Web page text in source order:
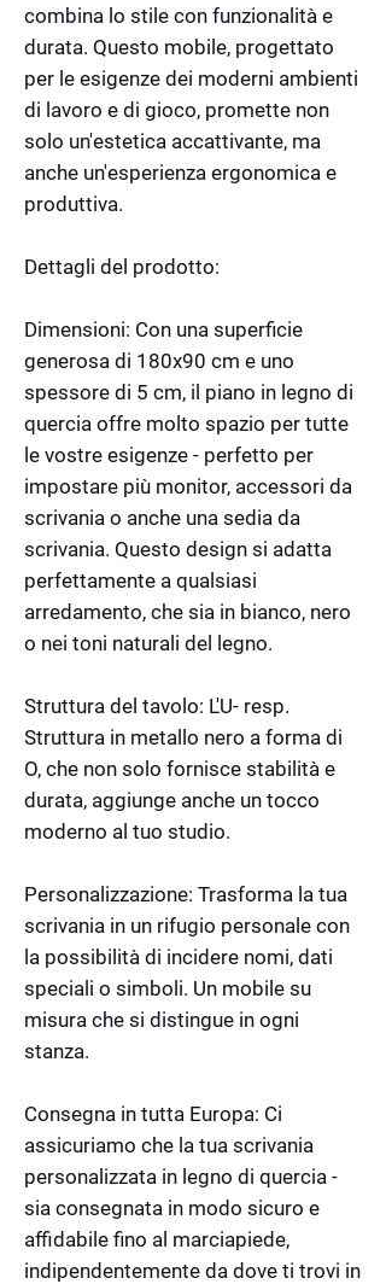
combina lo stile con funzionalità e
durata. Questo mobile, progettato
per le esigenze dei moderni ambienti
di lavoro e di gioco, promette non
solo un'estetica accattivante, ma
anche un'esperienza ergonomica e
produttiva.
Dettagli del prodotto:
Dimensioni: Con una superficie
generosa di 180x90 cm e uno
spessore di 5 cm, il piano in legno di
quercia offre molto spazio per tutte
le vostre esigenze - perfetto per
impostare più monitor, accessori da
scrivania o anche una sedia da
scrivania. Questo design si adatta
perfettamente a qualsiasi
arredamento, che sia in bianco, nero
o nei toni naturali del legno.
Struttura del tavolo: L'U- resp.
Struttura in metallo nero a forma di
O, che non solo fornisce stabilità e
durata, aggiunge anche un tocco
moderno al tuo studio.
Personalizzazione: Trasforma la tua
scrivania in un rifugio personale con
la possibilità di incidere nomi, dati
speciali o simboli. Un mobile su
misura che si distingue in ogni
stanza.
Consegna in tutta Europa: Ci
assicuriamo che la tua scrivania
personalizzata in legno di quercia -
sia consegnata in modo sicuro e
affidabile fino al marciapiede,
indipendentemente da dove ti trovi in